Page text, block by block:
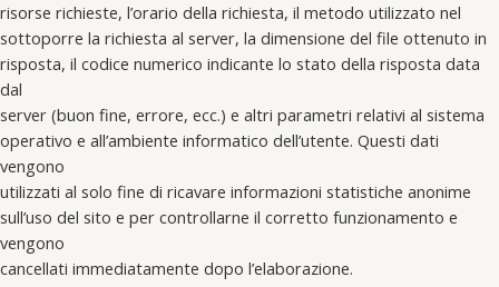
risorse richieste, l’orario della richiesta, il metodo utilizzato nel
sottoporre la richiesta al server, la dimensione del file ottenuto in
risposta, il codice numerico indicante lo stato della risposta data
dal
server (buon fine, errore, ecc.) e altri parametri relativi al sistema
operativo e all’ambiente informatico dell’utente. Questi dati
vengono
utilizzati al solo fine di ricavare informazioni statistiche anonime
sull’uso del sito e per controllarne il corretto funzionamento e
vengono
cancellati immediatamente dopo l’elaborazione.